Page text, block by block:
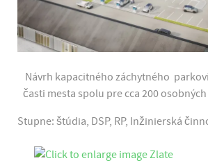
Návrh kapacitného záchytného
časti mesta spolu pre cca 200
Stupne: štúdia, DSP, RP, Inžinierská